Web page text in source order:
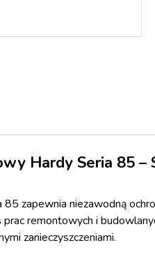
Hardy Seria 85 –
zapewnia niezawodną
remontowych i
zanieczyszczeniami.